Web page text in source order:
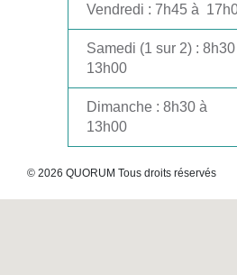
Vendredi : 7h45 à
Samedi (1 sur 2) : 8h30
13h00
Dimanche : 8h30 à
13h00
© 2026 QUORUM Tous droits réservés